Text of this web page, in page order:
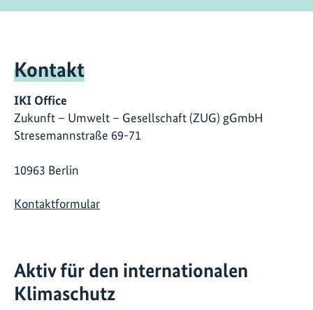
Kontakt
IKI Office
Zukunft – Umwelt – Gesellschaft (ZUG) gGmbH
Stresemannstraße 69-71
10963 Berlin
Kontaktformular
Aktiv für den internationalen
Klimaschutz